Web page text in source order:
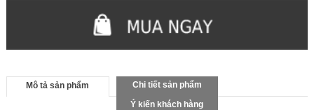
Mô tả sản phẩm
Chi tiết sản phẩm
Ý kiến khách hàng